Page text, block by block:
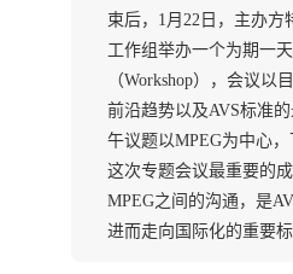
束后，1月22日，主办方
工作组举办一个为期一
（Workshop），会议以
前沿趋势以及AVS标准
午议题以MPEG为中心，
这次专题会议最重要的
MPEG之间的沟通，是
进而走向国际化的重要标